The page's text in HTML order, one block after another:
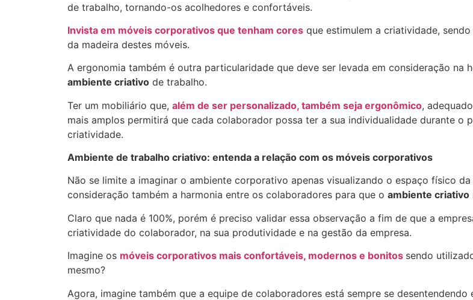
de trabalho, tornando-os acolhedores e confortáveis.
Invista em móveis corporativos que tenham cores que estimulem a criatividade,
da madeira destes móveis.
A ergonomia também é outra particularidade que deve ser levada em consideração
ambiente criativo de trabalho.
Ter um mobiliário que, além de ser personalizado, também seja ergonômico,
mais amplos permitirá que cada colaborador possa ter a sua individualidade durante o
criatividade.
Ambiente de trabalho criativo: entenda a relação com os móveis corporativos
Não se limite a imaginar o ambiente corporativo apenas visualizando o espaço físico
consideração também a harmonia entre os colaboradores para que o ambiente criativo
Claro que nada é 100%, porém é preciso validar essa observação a fim de que a
criatividade do colaborador, na sua produtividade e na gestão da empresa.
Imagine os móveis corporativos mais confortáveis, modernos e bonitos sendo
mesmo?
Agora, imagine também que a equipe de colaboradores está sempre se